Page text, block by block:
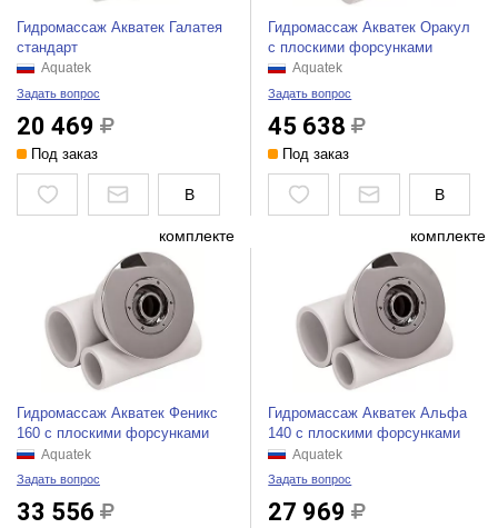
Гидромассаж Акватек Галатея
стандарт
Aquatek
Задать вопрос
20 469
Под заказ
В
комплекте
Гидромассаж Акватек Оракул
с плоскими форсунками
Aquatek
Задать вопрос
45 638
Под заказ
В
комплекте
Гидромассаж Акватек Феникс
160 с плоскими форсунками
Aquatek
Задать вопрос
33 556
Гидромассаж Акватек Альфа
140 с плоскими форсунками
Aquatek
Задать вопрос
27 969